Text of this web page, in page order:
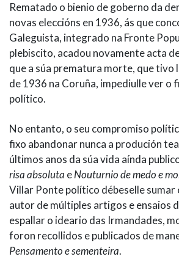
Rematado o bienio de goberno da
novas eleccións en 1936, ás que
Galeguista, integrado na Fronte
plebiscito, acadou novamente acta
que a súa prematura morte, que tivo
de 1936 na Coruña, impediulle ver o
político.
No entanto, o seu compromiso
fixo abandonar nunca a produción
últimos anos da súa vida aínda
risa absoluta eNouturnio de medo e
Villar Ponte político débeselle sumar
autor de múltiples artigos e ensaios
espallar o ideario das Irmandades,
foron recollidos e publicados de
Pensamento e sementeira.